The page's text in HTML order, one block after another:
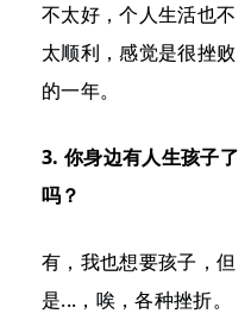
不太好，个人生活也不
太顺利，感觉是很挫败
的一年。
3. 你身边有人生孩子了
吗？
有，我也想要孩子，但
是...，唉，各种挫折。